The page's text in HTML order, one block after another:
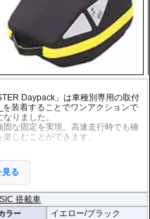
Daypack」は車種別専用の取付
を装着することでワンアクションで
りました。
な固定を実現。高速走行時でも確
しむことができます。
リアに対応したMultiBasicアダプ
使用も可能。
ートバッグとしても使用できます。
ロックシステムによって簡単
る
搭載車
ラー イエロー/ブラック